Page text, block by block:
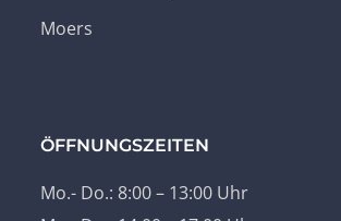
Moers
ÖFFNUNGSZEITEN
Mo.- Do.: 8:00 – 13:00 Uhr